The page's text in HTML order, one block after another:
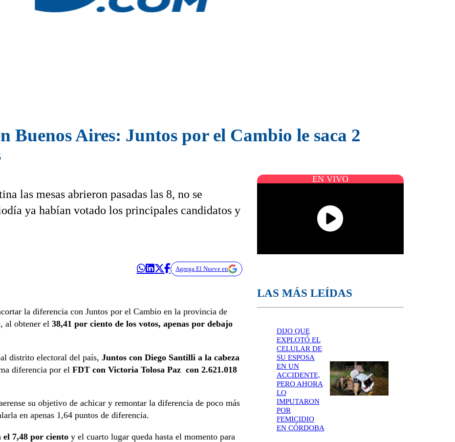
Buenos Aires: Juntos por el Cambio le saca 2
las mesas abrieron pasadas las 8, no se
ya habían votado los principales candidatos y
Agrega El Nueve en
la diferencia con Juntos por el Cambio en la provincia de
al obtener el 38,41 por ciento de los votos, apenas por debajo
distrito electoral del país, Juntos con Diego Santilli a la cabeza
diferencia por el FDT con Victoria Tolosa Paz con 2.621.018
su objetivo de achicar y remontar la diferencia de poco más
en apenas 1,64 puntos de diferencia.
7,48 por ciento y el cuarto lugar queda hasta el momento para
EN VIVO
LAS MÁS LEÍDAS
DIJO QUE
EXPLOTÓ EL
CELULAR DE
SU ESPOSA
EN UN
ACCIDENTE,
PERO AHORA
LO
IMPUTARON
POR
FEMICIDIO
EN CÓRDOBA